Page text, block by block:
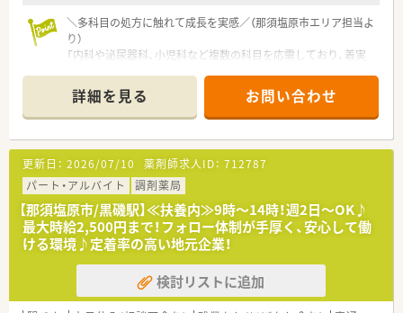
＼多科目の処方に触れて成長を実感／（那須塩原市エリア担当よ
り）
「内科や泌尿器科、小児科など複数の科目を応需しており、着実
意欲的な方も大歓迎の募集です。」
＊------------------------------------------＊
【店舗情報と応需状況について】
■駅から徒歩4分という好立地にあり、内科や小児科など5科目
を応需している薬局です。
■1日あたりの処方箋枚数は約70枚で、様々な症例に触れながら
経験を積むことが可能です。
■門前クリニックに合わせた開局時間となっており、土曜日も
16時までの勤務となります。
【募集背景と求める人物像について】
■欠員に伴う急募案件となっており、周囲のスタッフと協力して
働ける方を募集しています。
■年齢や経験よりもお人柄や柔軟性を最重視しており、協調性の
詳細を見る お問い合わせ
更新日： 2026/07/10 薬剤師求人ID： 712787
パート・アルバイト
調剤薬局
【那須塩原市/黒磯駅】≪扶養内≫9時～14時！週2日～OK♪
最大時給2,500円まで！フォロー体制が手厚く、安心して働
ける環境♪定着率の高い地元企業！
検討リストに追加